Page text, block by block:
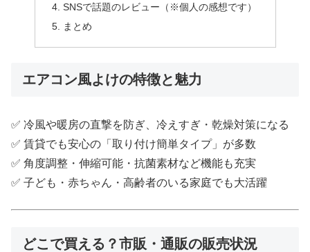
SNSで話題のレビュー（※個人の感想です）
まとめ
エアコン風よけの特徴と魅力
✅ 冷風や暖房の直撃を防ぎ、冷えすぎ・乾燥対策になる
✅ 賃貸でも安心の「取り付け簡単タイプ」が多数
✅ 角度調整・伸縮可能・抗菌素材など機能も充実
✅ 子ども・赤ちゃん・高齢者のいる家庭でも大活躍
どこで買える？市販・通販の販売状況